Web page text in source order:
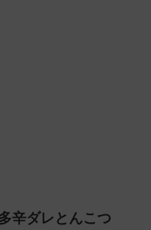
辛ダレとんこつ